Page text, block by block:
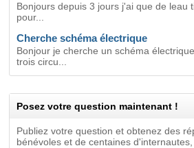
Bonjours depuis 3 jours j'ai que de leau
pour...
Cherche schéma électrique
Bonjour je cherche un schéma
trois circu...
Posez votre question maintenant !
Publiez votre question et obtenez des
bénévoles et de centaines d'internautes,